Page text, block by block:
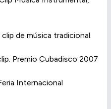
de música tradicional.
Premio Cubadisco 2007
Internacional